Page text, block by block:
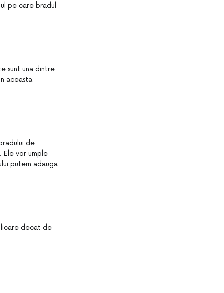
pe care bradul
sunt una dintre
aceasta
de
Ele vor umple
putem adauga
decat de